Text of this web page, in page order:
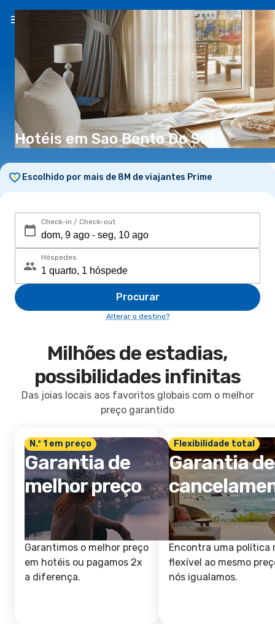
PT(€)
Hotéis em Sao Bento Do Sul
Escolhido por mais de 8M de viajantes Prime
Check-in / Check-out
Hóspedes
Procurar
Alterar o destino?
Milhões de estadias,
possibilidades infinitas
Das joias locais aos favoritos globais com o melhor
preço garantido
N.º 1 em preço
Garantia de
melhor preço
Garantimos o melhor preço
em hotéis ou pagamos 2x
a diferença.
Flexibilidade total
Garantia de
Encontra uma política
flexível ao mesmo
nós igualamos.